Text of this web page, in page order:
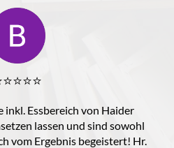
inkl. Essbereich von Haider
lassen und sind sowohl
vom Ergebnis begeistert! Hr.